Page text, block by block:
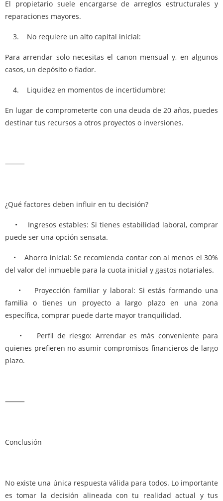
El propietario suele encargarse de arreglos estructurales y
reparaciones mayores.
3. No requiere un alto capital inicial:
Para arrendar solo necesitas el canon mensual y, en algunos
casos, un depósito o fiador.
4. Liquidez en momentos de incertidumbre:
En lugar de comprometerte con una deuda de 20 años, puedes
destinar tus recursos a otros proyectos o inversiones.
⸻
¿Qué factores deben influir en tu decisión?
• Ingresos estables: Si tienes estabilidad laboral, comprar
puede ser una opción sensata.
• Ahorro inicial: Se recomienda contar con al menos el 30%
del valor del inmueble para la cuota inicial y gastos notariales.
• Proyección familiar y laboral: Si estás formando una
familia o tienes un proyecto a largo plazo en una zona
específica, comprar puede darte mayor tranquilidad.
• Perfil de riesgo: Arrendar es más conveniente para
quienes prefieren no asumir compromisos financieros de largo
plazo.
⸻
Conclusión
No existe una única respuesta válida para todos. Lo importante
es tomar la decisión alineada con tu realidad actual y tus